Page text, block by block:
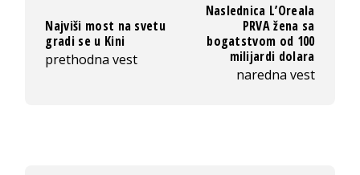
Najviši most na svetu
gradi se u Kini
prethodna vest
Naslednica L’Oreala
PRVA žena sa
bogatstvom od 100
milijardi dolara
naredna vest